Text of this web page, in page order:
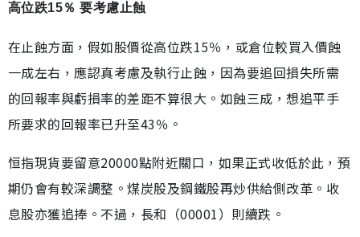
高位跌15％ 要考慮止蝕
在止蝕方面，假如股價從高位跌15％，或倉位較買入價蝕
一成左右，應認真考慮及執行止蝕，因為要追回損失所需
的回報率與虧損率的差距不算很大。如蝕三成，想追平手
所要求的回報率已升至43％。
恒指現貨要留意20000點附近關口，如果正式收低於此，預
期仍會有較深調整。煤炭股及鋼鐵股再炒供給側改革。收
息股亦獲追捧。不過，長和（00001）則續跌。